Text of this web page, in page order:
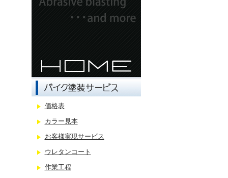
価格表
カラー見本
お客様実現サービス
ウレタンコート
作業工程